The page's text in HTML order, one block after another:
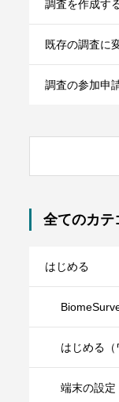
調査を作成す
既存の調査に
調査の参加申
全てのカテ
はじめる
はじめる（
端末の設定